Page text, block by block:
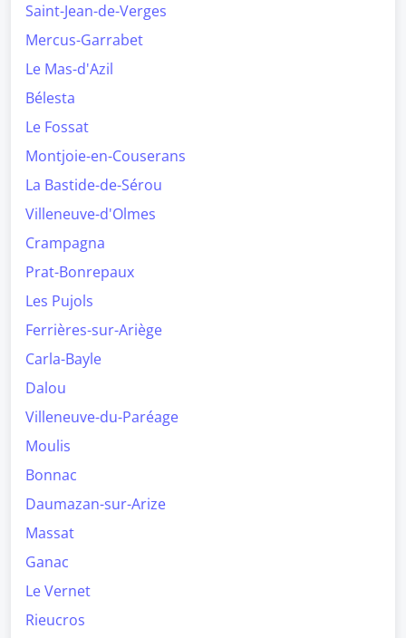
Saint-Jean-de-Verges
Mercus-Garrabet
Le Mas-d'Azil
Bélesta
Le Fossat
Montjoie-en-Couserans
La Bastide-de-Sérou
Villeneuve-d'Olmes
Crampagna
Prat-Bonrepaux
Les Pujols
Ferrières-sur-Ariège
Carla-Bayle
Dalou
Villeneuve-du-Paréage
Moulis
Bonnac
Daumazan-sur-Arize
Massat
Ganac
Le Vernet
Rieucros